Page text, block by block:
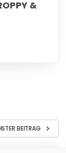
&
BEITRAG chevron_right